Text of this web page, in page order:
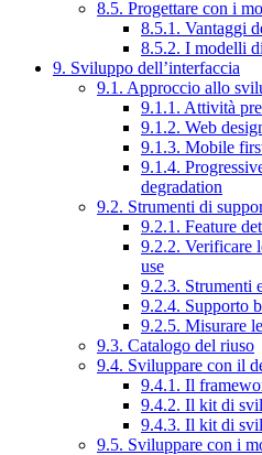
8.5. Progettare con i
8.5.1. Vantaggi
8.5.2. I modelli
9. Sviluppo dell’interfaccia
9.1. Approccio allo
9.1.1. Attività
9.1.2. Web
9.1.3. Mobile
9.1.4.
degradation
9.2. Strumenti di
9.2.1. Feature
9.2.2. Verificare
use
9.2.3. Strumenti
9.2.4. Supporto
9.2.5. Misurare
9.3. Catalogo del riuso
9.4. Sviluppare con il
9.4.1. Il
9.4.2. Il kit di
9.4.3. Il kit di
9.5. Sviluppare con i